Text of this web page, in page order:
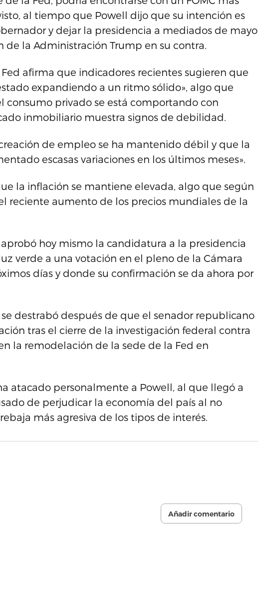
al tiempo que Powell dijo que su intención es
y dejar la presidencia a mediados de mayo
de la Administración Trump en su contra.
afirma que indicadores recientes sugieren que
expandiendo a un ritmo sólido», algo que
consumo privado se está comportando con
inmobiliario muestra signos de debilidad.
de empleo se ha mantenido débil y que la
escasas variaciones en los últimos meses».
la inflación se mantiene elevada, algo que según
reciente aumento de los precios mundiales de la
hoy mismo la candidatura a la presidencia
verde a una votación en el pleno de la Cámara
días y donde su confirmación se da ahora por
destrabó después de que el senador republicano
tras el cierre de la investigación federal contra
la remodelación de la sede de la Fed en
atacado personalmente a Powell, al que llegó a
de perjudicar la economía del país al no
más agresiva de los tipos de interés.
Añadir comentario